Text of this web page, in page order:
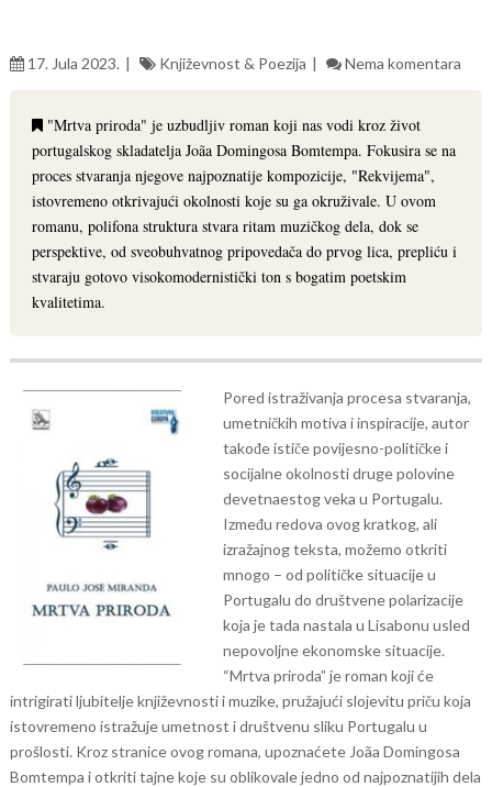
17. Jula 2023. Književnost & Poezija Nema komentara
"Mrtva priroda" je uzbudljiv roman koji nas vodi kroz život
portugalskog skladatelja Joãa Domingosa Bomtempa. Fokusira se na
proces stvaranja njegove najpoznatije kompozicije, "Rekvijema",
istovremeno otkrivajući okolnosti koje su ga okruživale. U ovom
romanu, polifona struktura stvara ritam muzičkog dela, dok se
perspektive, od sveobuhvatnog pripovedača do prvog lica, prepliću i
stvaraju gotovo visokomodernistički ton s bogatim poetskim
kvalitetima.
Pored istraživanja procesa stvaranja,
umetničkih motiva i inspiracije, autor
takođe ističe povijesno-političke i
socijalne okolnosti druge polovine
devetnaestog veka u Portugalu.
Između redova ovog kratkog, ali
izražajnog teksta, možemo otkriti
mnogo – od političke situacije u
Portugalu do društvene polarizacije
koja je tada nastala u Lisabonu usled
nepovoljne ekonomske situacije.
“Mrtva priroda” je roman koji će
intrigirati ljubitelje književnosti i muzike, pružajući slojevitu priču koja
istovremeno istražuje umetnost i društvenu sliku Portugalu u
prošlosti. Kroz stranice ovog romana, upoznaćete Joãa Domingosa
Bomtempa i otkriti tajne koje su oblikovale jedno od najpoznatijih dela